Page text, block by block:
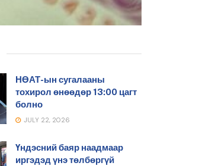
НӨАТ-ын сугалааны
тохирол өнөөдөр 13:00 цагт
болно
JULY 22, 2026
Үндэсний баяр наадмаар
иргэдэд үнэ төлбөргүй